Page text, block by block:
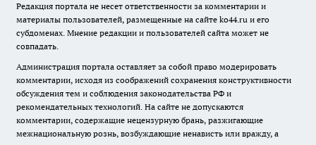
Редакция портала не несет ответственности за комментарии и
материалы пользователей, размещенные на сайте ko44.ru и его
субдоменах. Мнение редакции и пользователей сайта может не
совпадать.
Администрация портала оставляет за собой право модерировать
комментарии, исходя из соображений сохранения конструктивности
обсуждения тем и соблюдения законодательства РФ и
рекомендательных технологий. На сайте не допускаются
комментарии, содержащие нецензурную брань, разжигающие
межнациональную рознь, возбуждающие ненависть или вражду, а